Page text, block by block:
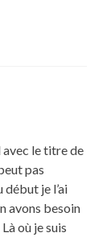
avec le titre de
pas
début je l’ai
avons besoin
où je suis